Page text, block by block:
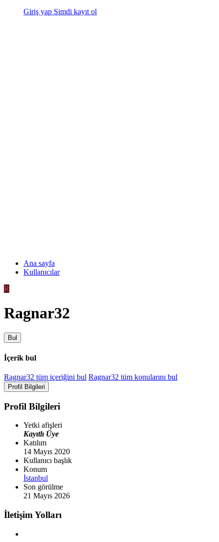
Giriş yap Şimdi kayıt ol
Ana sayfa
Kullanıcılar
R
Ragnar32
Bul
İçerik bul
Ragnar32 tüm içeriğini bul Ragnar32 tüm konularını bul
Profil Bilgileri
Profil Bilgileri
Yetki afişleri
Kayıtlı Üye
Katılım
14 Mayıs 2020
Kullanıcı başlık
Konum
İstanbul
Son görülme
21 Mayıs 2026
İletişim Yolları